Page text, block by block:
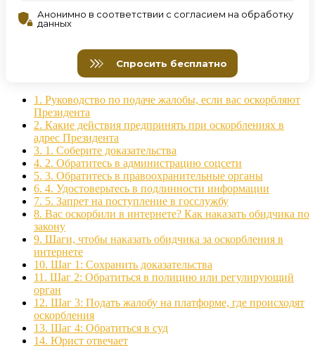
1. Руководство по подаче жалобы, если вас оскорбляют
Президента
2. Какие действия предпринять при оскорблениях в
адрес Президента
3. 1. Соберите доказательства
4. 2. Обратитесь в администрацию соцсети
5. 3. Обратитесь в правоохранительные органы
6. 4. Удостоверьтесь в подлинности информации
7. 5. Запрет на поступление в госслужбу
8. Вас оскорбили в интернете? Как наказать обидчика по
закону
9. Шаги, чтобы наказать обидчика за оскорбления в
интернете
10. Шаг 1: Сохранить доказательства
11. Шаг 2: Обратиться в полицию или регулирующий
орган
12. Шаг 3: Подать жалобу на платформе, где происходят
оскорбления
13. Шаг 4: Обратиться в суд
14. Юрист отвечает